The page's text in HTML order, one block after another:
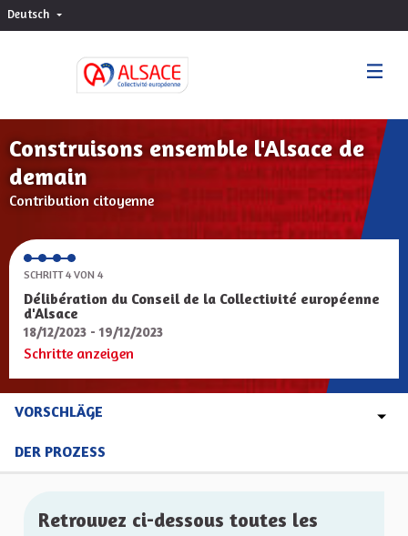
Deutsch Choisir la langue
Construisons ensemble l'Alsace de
demain
Contribution citoyenne
SCHRITT 4 VON 4
Délibération du Conseil de la Collectivité européenne
d'Alsace
18/12/2023 - 19/12/2023
Schritte anzeigen
VORSCHLÄGE
DER PROZESS
Retrouvez ci-dessous toutes les